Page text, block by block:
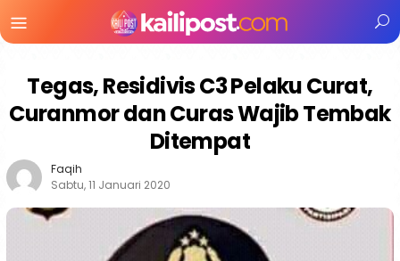
Mobile
Tegas, Residivis C3 Pelaku Curat,
Curanmor dan Curas Wajib Tembak
Ditempat
Faqih
Sabtu, 11 Januari 2020